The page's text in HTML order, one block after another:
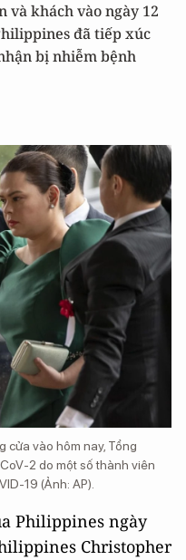
và khách vào ngày 12
đã tiếp xúc
bị nhiễm bệnh
cửa vào hôm nay, Tổng
2 do một số thành viên
19 (Ảnh: AP).
Philippines ngày
Christopher